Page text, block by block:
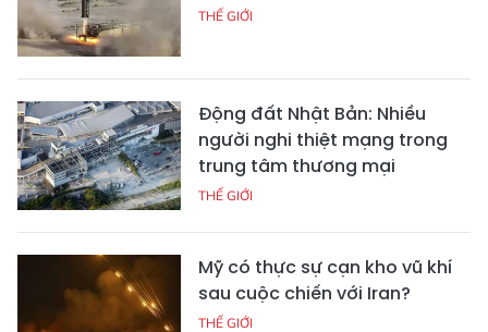
THẾ GIỚI
Động đất Nhật Bản: Nhiều
người nghi thiệt mạng trong
trung tâm thương mại
THẾ GIỚI
Mỹ có thực sự cạn kho vũ khí
sau cuộc chiến với Iran?
THẾ GIỚI